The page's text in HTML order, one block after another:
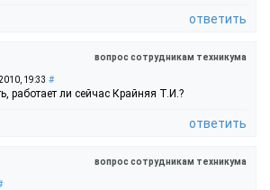
ответить
вопрос сотрудникам техникума
19:33 #
работает ли сейчас Крайняя Т.И.?
ответить
вопрос сотрудникам техникума